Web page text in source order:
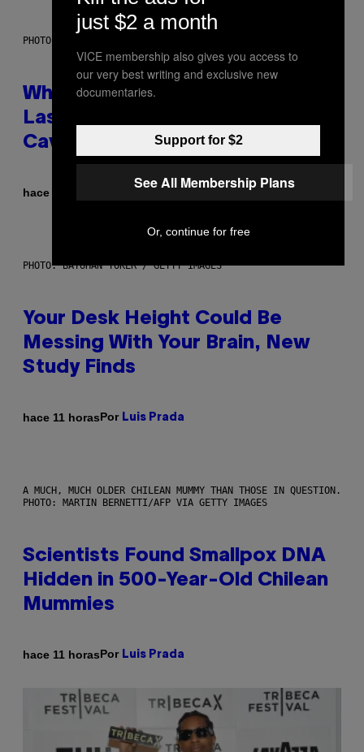
PHOTO: NASA; DR PIXEL / GETTY IMAGES
Why NASA Wants to Send a
Laser-Powered Drone Into
Caves Beneath the Moon
hace 11 horas
PHOTO: BATUHAN TOKER / GETTY IMAGES
Your Desk Height Could Be
Messing With Your Brain, New
Study Finds
hace 11 horasPor Luis Prada
A MUCH, MUCH OLDER CHILEAN MUMMY THAN THOSE IN QUESTION.
PHOTO: MARTIN BERNETTI/AFP VIA GETTY IMAGES
Scientists Found Smallpox DNA
Hidden in 500-Year-Old Chilean
Mummies
hace 11 horasPor Luis Prada
just $2 a month
VICE membership also gives you access to
our very best writing and exclusive new
documentaries.
Support for $2
See All Membership Plans
Or, continue for free